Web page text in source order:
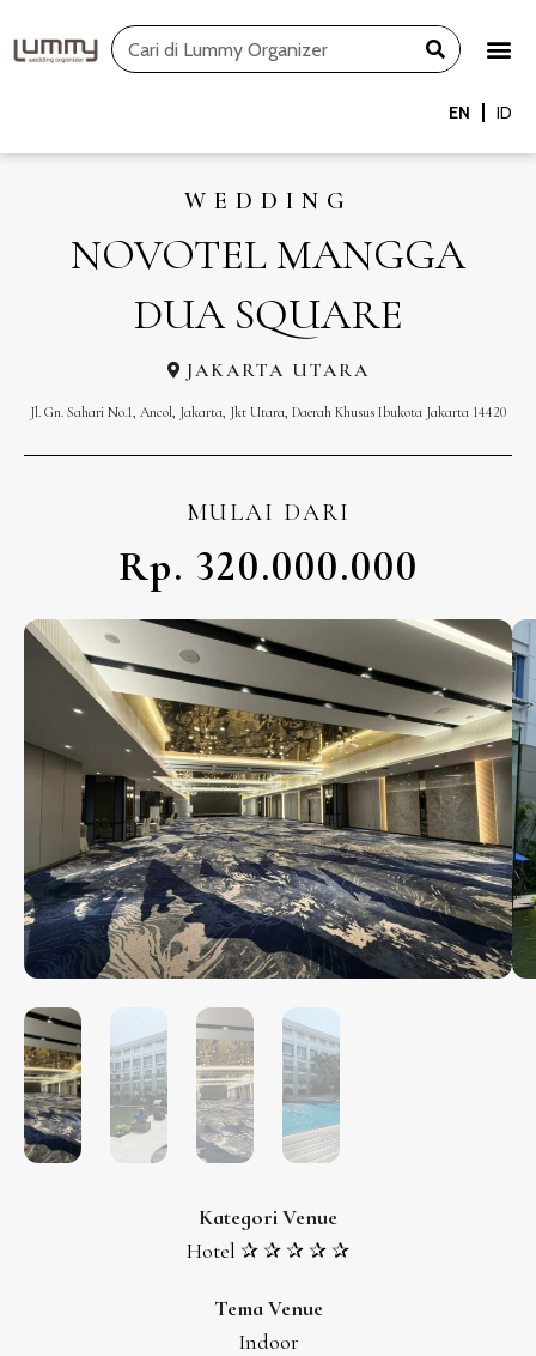
to
Search
EN ID
WEDDING
NOVOTEL MANGGA
DUA SQUARE
JAKARTA UTARA
Jl. Gn. Sahari No.1, Ancol, Jakarta, Jkt Utara, Daerah Khusus Ibukota Jakarta 14420
MULAI DARI
Rp. 320.000.000
Kategori Venue
Hotel ✰ ✰ ✰ ✰ ✰
Tema Venue
Indoor